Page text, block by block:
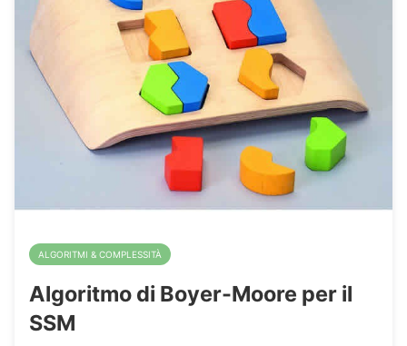
ALGORITMI & COMPLESSITÀ
Algoritmo di Boyer-Moore per il
SSM